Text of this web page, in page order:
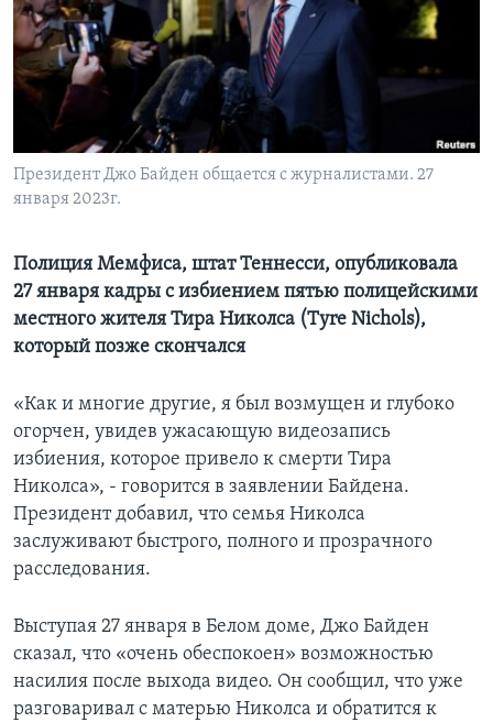
Learning English
СОЦИАЛЬНЫЕ СЕТИ
Языки
Президент Джо Байден общается c журналистами. 27
января 2023г.
Полиция Мемфиса, штат Теннесси, опубликовала
27 января кадры с избиением пятью полицейскими
местного жителя Тира Николса (Tyre Nichols),
который позже скончался
«Как и многие другие, я был возмущен и глубоко
огорчен, увидев ужасающую видеозапись
избиения, которое привело к смерти Тира
Николса», - говорится в заявлении Байдена.
Президент добавил, что семья Николса
заслуживают быстрого, полного и прозрачного
расследования.
Выступая 27 января в Белом доме, Джо Байден
сказал, что «очень обеспокоен» возможностью
насилия после выхода видео. Он сообщил, что уже
разговаривал с матерью Николса и обратится к